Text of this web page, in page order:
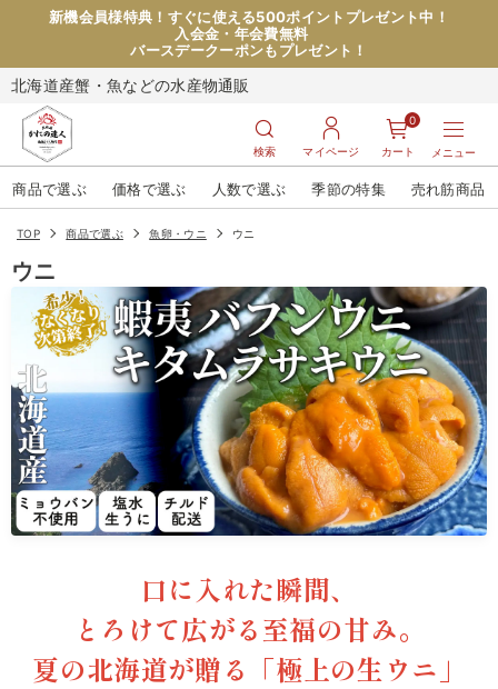
新機会員様特典！すぐに使える500ポイントプレゼント中！
入会金・年会費無料
バースデークーポンもプレゼント！
北海道産蟹・魚などの水産物通販
検索 マイページ カート
0
メニュー
商品で選ぶ 価格で選ぶ 人数で選ぶ 季節の特集 売れ筋商品
TOP 商品で選ぶ 魚卵・ウニ ウニ
ウニ
口に入れた瞬間、
とろけて広がる至福の甘み。
夏の北海道が贈る「極上の生ウニ」